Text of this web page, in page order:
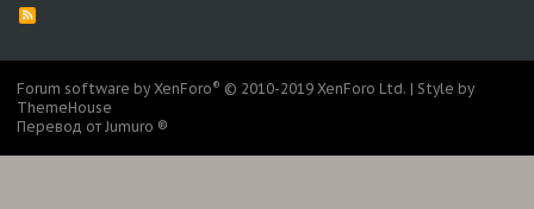
R
S
Forum software by XenForo® © 2010-2019 XenForo Ltd. | Style by
ThemeHouse
Перевод от Jumuro ®